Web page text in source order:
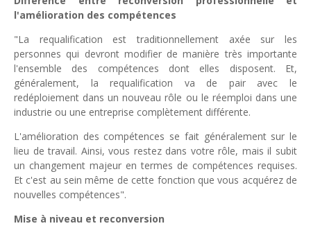
l'amélioration des compétences
"La requalification est traditionnellement axée sur les
personnes qui devront modifier de manière très importante
l'ensemble des compétences dont elles disposent. Et,
généralement, la requalification va de pair avec le
redéploiement dans un nouveau rôle ou le réemploi dans une
industrie ou une entreprise complètement différente.
L'amélioration des compétences se fait généralement sur le
lieu de travail. Ainsi, vous restez dans votre rôle, mais il subit
un changement majeur en termes de compétences requises.
Et c'est au sein même de cette fonction que vous acquérez de
nouvelles compétences".
Mise à niveau et reconversion